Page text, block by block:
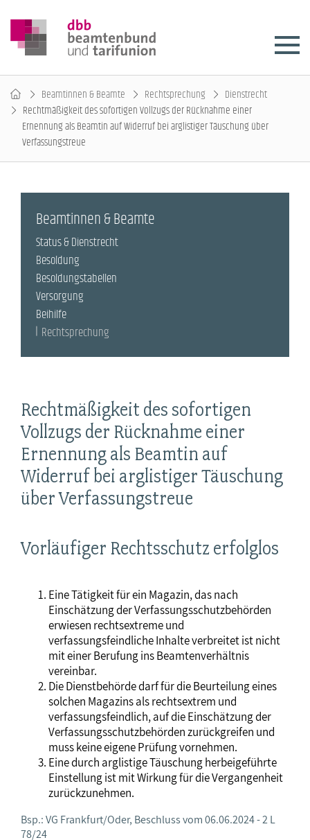
Beamtinnen & Beamte Rechtsprechung
Dienstrecht
Rechtmäßigkeit des sofortigen Vollzugs der Rücknahme einer
Ernennung als Beamtin auf Widerruf bei arglistiger Täuschung über
Verfassungstreue
Rechtmäßigkeit des sofortigen
Vollzugs der Rücknahme einer
Ernennung als Beamtin auf
Widerruf bei arglistiger Täuschung
über Verfassungstreue
Vorläufiger Rechtsschutz erfolglos
Eine Tätigkeit für ein Magazin, das nach
Einschätzung der Verfassungsschutzbehörden
erwiesen rechtsextreme und
verfassungsfeindliche Inhalte verbreitet ist nicht
mit einer Berufung ins Beamtenverhältnis
vereinbar.
Die Dienstbehörde darf für die Beurteilung eines
solchen Magazins als rechtsextrem und
verfassungsfeindlich, auf die Einschätzung der
Verfassungsschutzbehörden zurückgreifen und
muss keine eigene Prüfung vornehmen.
Eine durch arglistige Täuschung herbeigeführte
Einstellung ist mit Wirkung für die Vergangenheit
zurückzunehmen.
Bsp.: VG Frankfurt/Oder, Beschluss vom 06.06.2024 - 2 L
78/24
Beamtinnen & Beamte
Status & Dienstrecht
Besoldung
Besoldungstabellen
Versorgung
Beihilfe
Rechtsprechung